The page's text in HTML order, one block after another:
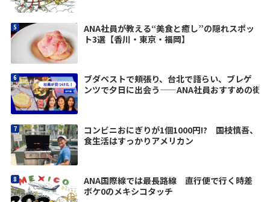
ANA社員が教える“美食と癒し”の隠れスポッ
ト3選【香川・東京・福岡】
ブダペストで頬張り、台北で語らい、ブレゲ
ンツで夕日に出会う——ANA社員おすすめの街
コンビニおにぎりが1個1000円!? 国枝慎吾、
食生活はすっかりアメリカン
ANA国際線では最長路線 直行便で行く時差
ボケ0のメキシコタッチ